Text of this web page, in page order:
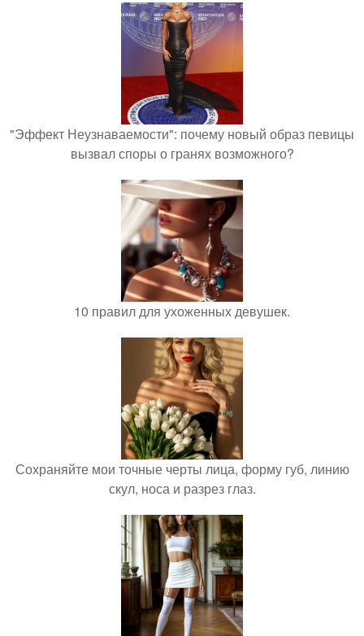
"Эффект Неузнаваемости": почему новый образ певицы
вызвал споры о гранях возможного?
10 правил для ухоженных девушек.
Сохраняйте мои точные черты лица, форму губ, линию
скул, носа и разрез глаз.